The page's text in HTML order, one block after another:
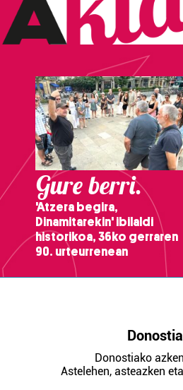
Gure berri.
'Atzera begira,
Dinamitarekin' ibilaldi
historikoa, 36ko gerraren
90. urteurrenean
Donostiako
Astelehen, asteazken